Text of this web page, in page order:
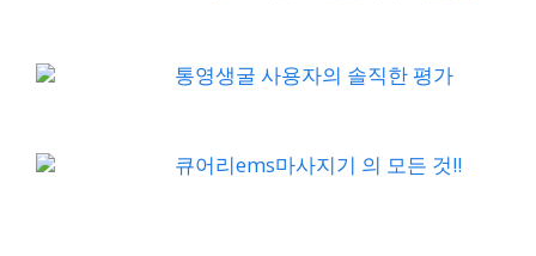
통영생굴 사용자의 솔직한 평가
큐어리ems마사지기 의 모든 것!!